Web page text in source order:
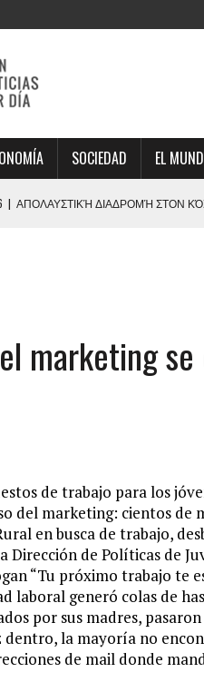
SOCIEDAD EL
| ΑΠΟΛΑΥΣΤΙΚΉ ΔΙΑΔΡΟΜΉ ΣΤΟΝ
DODGING CARS PLAYING CHICKEN ROAD
OBȚINUT CU SPIN MAMA BONUS
AKCJI Z PLINKO TO EKSCYTUJĄCA
marketing
de trabajo para los
del marketing: cientos de
en busca de trabajo,
Dirección de Políticas de
“Tu próximo trabajo te
laboral generó colas de
por sus madres,
dentro, la mayoría no
de mail donde